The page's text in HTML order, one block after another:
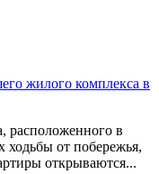
жилого комплекса в
расположенного в
ходьбы от побережья,
открываются...